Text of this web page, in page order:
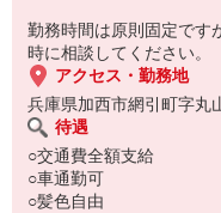
勤務時間は原則固定です
時に相談してください。
アクセス・勤務地
兵庫県加西市網引町字丸
待遇
○交通費全額支給
○車通勤可
○髪色自由